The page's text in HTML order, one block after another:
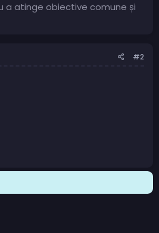
a atinge obiective comune și
#2